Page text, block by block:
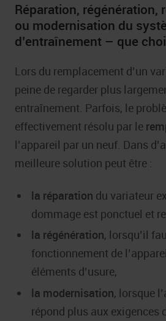
Réparation, régénération,
ou modernisation du
d’entraînement – que
Lors du remplacement d’un
peine de regarder plus
entraînement. Parfois, le
effectivement résolu par le
l’appareil par un neuf. Dans
meilleure solution peut être :
la réparation du variateur
dommage est ponctuel et
la régénération, lorsqu’il
fonctionnement de
éléments d’usure,
la modernisation, lorsque
répond plus aux exigences